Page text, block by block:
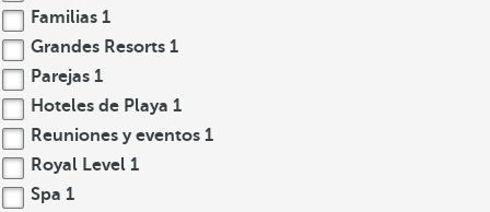
Familias 1
Grandes Resorts 1
Parejas 1
Hoteles de Playa 1
Reuniones y eventos 1
Royal Level 1
Spa 1